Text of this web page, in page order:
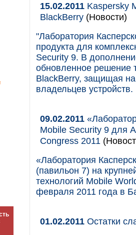
15.02.2011 Kaspersky
BlackBerry (Новости)
"Лаборатория
продукта для
Security 9. В
обновленное решение
BlackBerry, защищая
владельцев устройств.
09.02.2011
Mobile Security 9 для
Congress 2011
«Лаборатория
(павильон 7) на
технологий Mobile
февраля 2011 года в
01.02.2011 Остатки